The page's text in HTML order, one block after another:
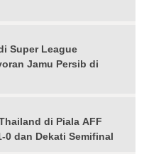
Super League
Jamu Persib di
di Piala AFF
0 dan Dekati Semifinal